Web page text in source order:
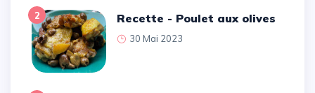
2 Recette - Poulet aux olives
30 Mai 2023